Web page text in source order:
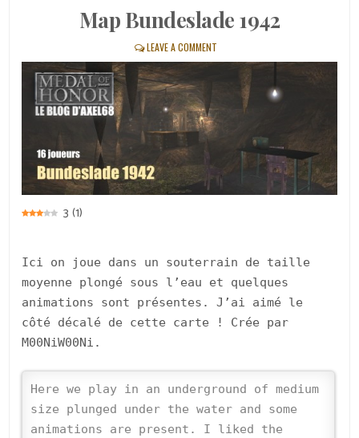
Map Bundeslade 1942
LEAVE A COMMENT
3 (1)
Ici on joue dans un souterrain de taille
moyenne plongé sous l’eau et quelques
animations sont présentes. J’ai aimé le
côté décalé de cette carte ! Crée par
M00NiW00Ni.
Here we play in an underground of medium
size plunged under the water and some
animations are present. I liked the